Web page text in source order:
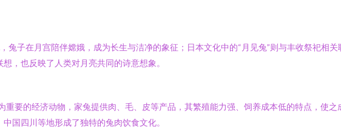
兔子在月宫陪伴嫦娥，成为长生与洁净的象征；日本文化中的“月见兔”则与丰收祭祀相
，也反映了人类对月亮共同的诗意想象。
要的经济动物，家兔提供肉、毛、皮等产品，其繁殖能力强、饲养成本低的特点，使之
国四川等地形成了独特的兔肉饮食文化。